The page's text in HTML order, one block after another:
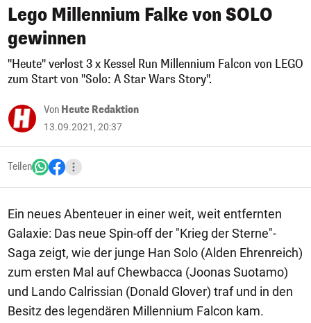
Lego Millennium Falke von SOLO
gewinnen
"Heute" verlost 3 x Kessel Run Millennium Falcon von LEGO
zum Start von "Solo: A Star Wars Story".
Von Heute Redaktion
13.09.2021, 20:37
Teilen
Ein neues Abenteuer in einer weit, weit entfernten
Galaxie: Das neue Spin-off der "Krieg der Sterne"-
Saga zeigt, wie der junge Han Solo (Alden Ehrenreich)
zum ersten Mal auf Chewbacca (Joonas Suotamo)
und Lando Calrissian (Donald Glover) traf und in den
Besitz des legendären Millennium Falcon kam.
1/2